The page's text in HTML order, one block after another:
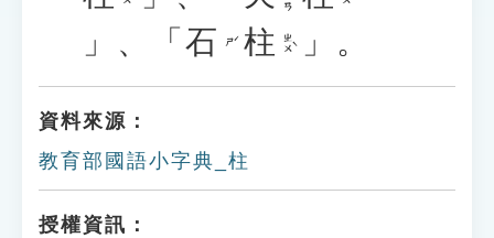
」、「 石 ㄕˊ 柱 ㄓㄨˋ 」。
資料來源：
教育部國語小字典_柱
授權資訊：